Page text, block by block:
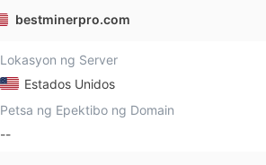
bestminerpro.com
Lokasyon ng Server
Estados Unidos
Petsa ng Epektibo ng Domain
--